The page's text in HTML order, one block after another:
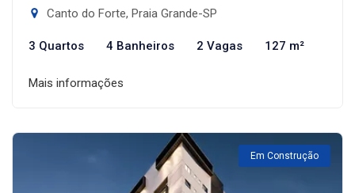
Canto do Forte, Praia Grande-SP
3 Quartos 4 Banheiros 2 Vagas 127 m²
Mais informações
Em Construção